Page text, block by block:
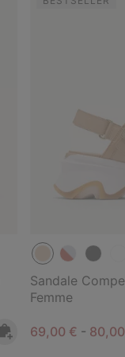
Sandale
Femme
Minimum sale
69,00 € -